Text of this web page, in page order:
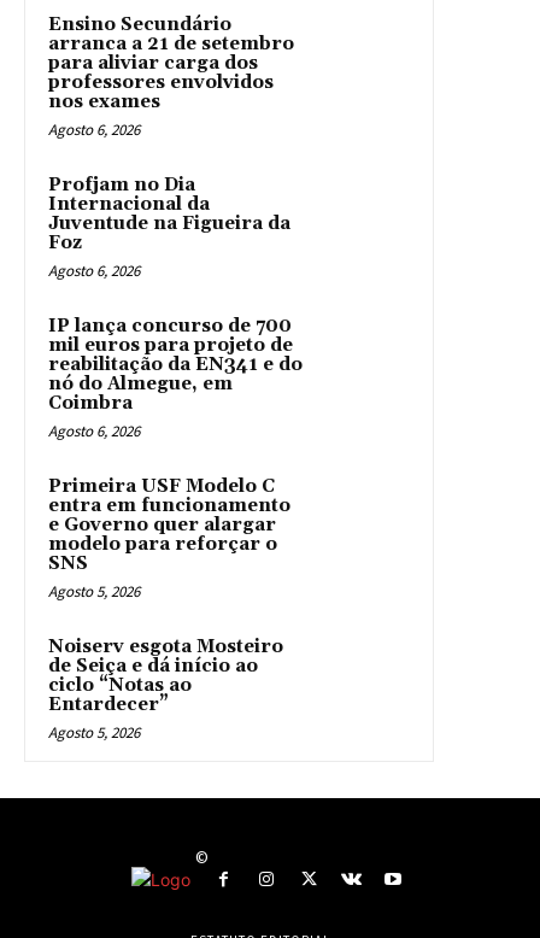
Ensino Secundário
arranca a 21 de setembro
para aliviar carga dos
professores envolvidos
nos exames
Agosto 6, 2026
Profjam no Dia
Internacional da
Juventude na Figueira da
Foz
Agosto 6, 2026
IP lança concurso de 700
mil euros para projeto de
reabilitação da EN341 e do
nó do Almegue, em
Coimbra
Agosto 6, 2026
Primeira USF Modelo C
entra em funcionamento
e Governo quer alargar
modelo para reforçar o
SNS
Agosto 5, 2026
Noiserv esgota Mosteiro
de Seiça e dá início ao
ciclo “Notas ao
Entardecer”
Agosto 5, 2026
©